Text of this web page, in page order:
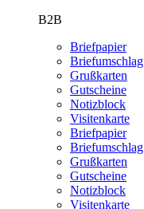
B2B
Briefpapier
Briefumschlag
Grußkarten
Gutscheine
Notizblock
Visitenkarte
Briefpapier
Briefumschlag
Grußkarten
Gutscheine
Notizblock
Visitenkarte